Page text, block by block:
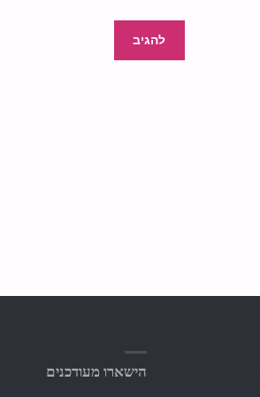
הישארו מעודכנים